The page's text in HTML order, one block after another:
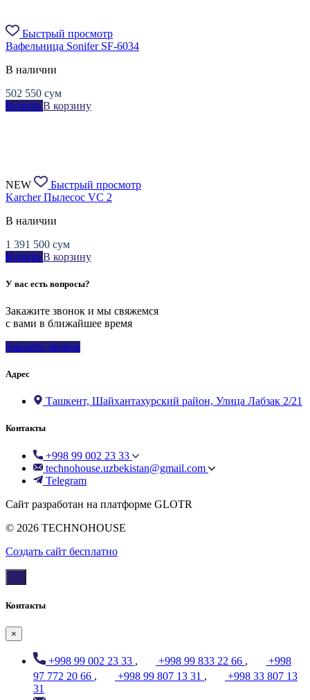
Быстрый просмотр
Вафельница Sonifer SF-6034
В наличии
502 550 сум
Купить В корзину
NEW
Быстрый просмотр
Karcher Пылесос VC 2
В наличии
1 391 500 сум
Купить В корзину
У вас есть вопросы?
Закажите звонок и мы свяжемся
с вами в ближайшее время
Заказать звонок
Адрес
Ташкент, Шайхантахурский район, Улица Лабзак 2/21
Контакты
+998 99 002 23 33
technohouse.uzbekistan@gmail.com
Telegram
Сайт разработан на платформе GLOTR
© 2026 TECHNOHOUSE
Создать cайт бесплатно
Контакты
×
+998 99 002 23 33 , +998 99 833 22 66 ,
+998
97 772 20 66 , +998 99 807 13 31 ,
+998 33 807 13
31